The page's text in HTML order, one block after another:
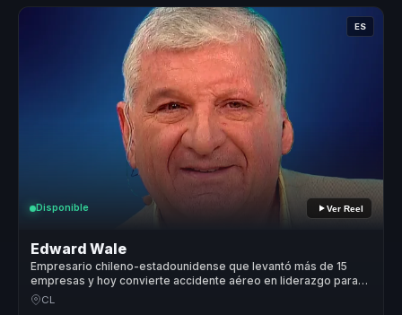
ES
Disponible Ver Reel
Edward Wale
Empresario chileno-estadounidense que levantó más de 15
empresas y hoy convierte accidente aéreo en liderazgo para
empresas.
CL